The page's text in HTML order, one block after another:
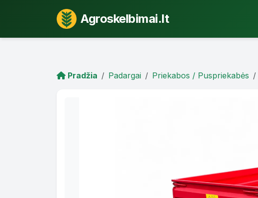
Agroskelbimai.lt
Pradžia Padargai Priekabos / Puspriekabės